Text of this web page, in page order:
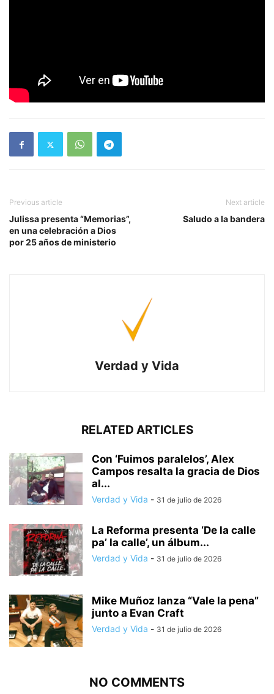
Previous article
Julissa presenta “Memorias”,
en una celebración a Dios
por 25 años de ministerio
Next article
Saludo a la bandera
Verdad y Vida
RELATED ARTICLES
Con ‘Fuimos paralelos’, Alex
Campos resalta la gracia de Dios
al...
Verdad y Vida - 31 de julio de 2026
La Reforma presenta ‘De la calle
pa’ la calle’, un álbum...
Verdad y Vida - 31 de julio de 2026
Mike Muñoz lanza “Vale la pena”
junto a Evan Craft
Verdad y Vida - 31 de julio de 2026
NO COMMENTS